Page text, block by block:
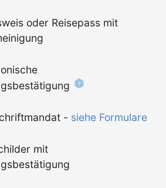
oder Reisepass mit
- siehe Formulare
mit